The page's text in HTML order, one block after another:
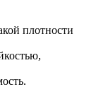
плотности